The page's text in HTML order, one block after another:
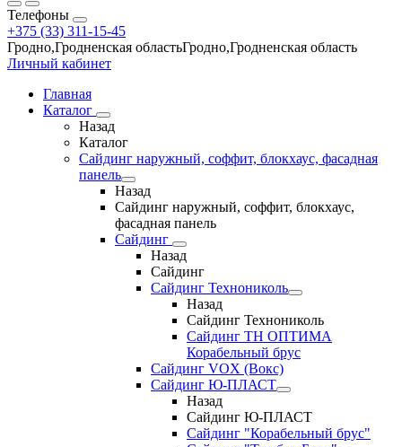
Телефоны
+375 (33) 311-15-45
Гродно,Гродненская областьГродно,Гродненская область
Личный кабинет
Главная
Каталог
Назад
Каталог
Сайдинг наружный, соффит, блокхаус, фасадная
панель
Назад
Сайдинг наружный, соффит, блокхаус,
фасадная панель
Сайдинг
Назад
Сайдинг
Сайдинг Технониколь
Назад
Сайдинг Технониколь
Сайдинг ТН ОПТИМА
Корабельный брус
Сайдинг VOX (Вокс)
Сайдинг Ю-ПЛАСТ
Назад
Сайдинг Ю-ПЛАСТ
Сайдинг "Корабельный брус"